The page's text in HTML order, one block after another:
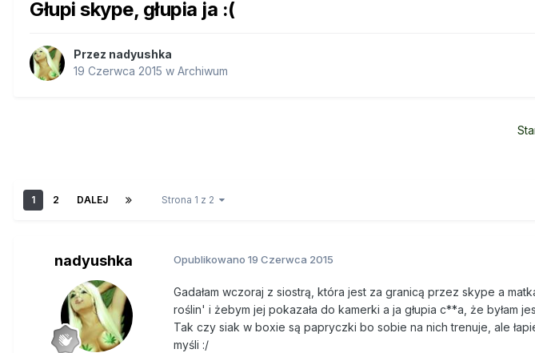
Głupi skype, głupia ja :(
Przez nadyushka
19 Czerwca 2015 w Archiwum
1 2 DALEJ Strona 1 z 2
nadyushka Opublikowano 19 Czerwca 2015
Gadałam wczoraj z siostrą, która jest za granicą przez skype a
roślin' i żebym jej pokazała do kamerki a ja głupia c**a, że byłam
Tak czy siak w boxie są papryczki bo sobie na nich trenuje, ale
myśli :/